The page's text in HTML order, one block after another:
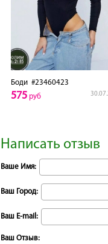
Боди #23460423
575 руб
Написать отзыв
Ваше Имя:
Ваш Город:
Ваш E-mail:
Ваш Отзыв: